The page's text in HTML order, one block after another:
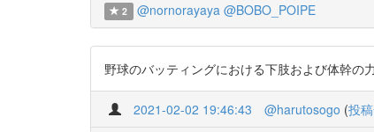
2 @nornorayaya @BOBO_POIPE
野球のバッティングにおける下肢および体幹
2021-02-02 19:46:43 @harutosogo (投